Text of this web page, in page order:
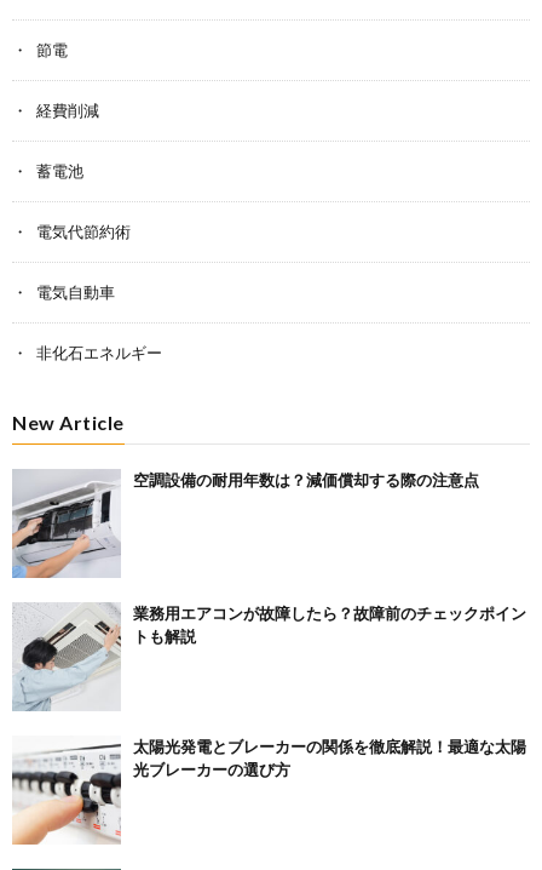
節電
経費削減
蓄電池
電気代節約術
電気自動車
非化石エネルギー
New Article
空調設備の耐用年数は？減価償却する際の注意点
業務用エアコンが故障したら？故障前のチェックポイン
トも解説
太陽光発電とブレーカーの関係を徹底解説！最適な太陽
光ブレーカーの選び方